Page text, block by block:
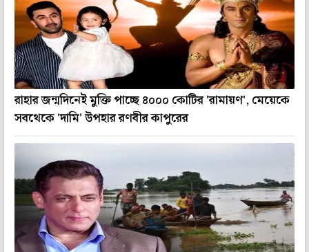
রাহার জন্মদিনেই মুক্তি পাচ্ছে ৪০০০ কোটির 'রামায়ণ', মেয়েকে
সবথেকে 'দামি' উপহার রণবীর কাপুরের